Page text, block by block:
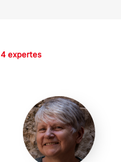
4 expertes
Françoise
Dufour